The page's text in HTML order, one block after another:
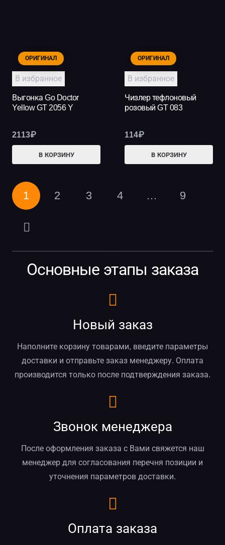
ОРИГИНАЛ
В избранное
Выгонка Go Doctor
Yellow GT 2056 Y
2113₽
В КОРЗИНУ
ОРИГИНАЛ
В избранное
Чизлер тефлоновый
розовый GT 083
114₽
В КОРЗИНУ
1 2 3 4 … 9
Основные этапы заказа
Новый заказ
Наполните корзину товарами, введите параметры
доставки и отправьте заказ менеджеру. Оплата
производится только после подтверждения заказа.
Звонок менеджера
После оформления заказа с Вами свяжется наш
менеджер для согласования перечня позиции и
уточнения параметров доставки.
Оплата заказа